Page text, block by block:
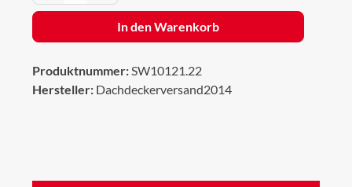
In den Warenkorb
Produktnummer:SW10121.22
Hersteller: Dachdeckerversand2014